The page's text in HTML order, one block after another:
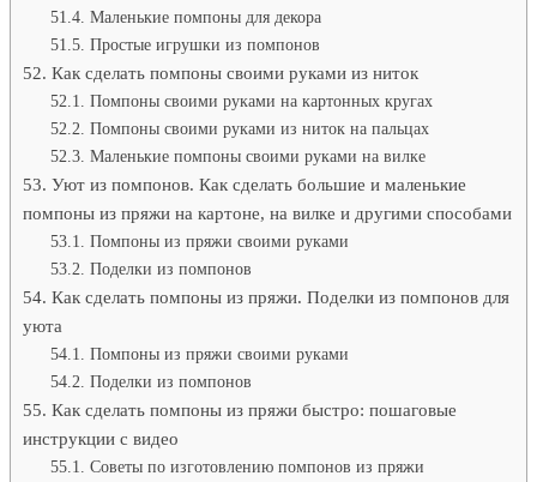
Маленькие помпоны для декора
Простые игрушки из помпонов
Как сделать помпоны своими руками из ниток
Помпоны своими руками на картонных кругах
Помпоны своими руками из ниток на пальцах
Маленькие помпоны своими руками на вилке
Уют из помпонов. Как сделать большие и маленькие
помпоны из пряжи на картоне, на вилке и другими способами
Помпоны из пряжи своими руками
Поделки из помпонов
Как сделать помпоны из пряжи. Поделки из помпонов для
уюта
Помпоны из пряжи своими руками
Поделки из помпонов
Как сделать помпоны из пряжи быстро: пошаговые
инструкции с видео
Советы по изготовлению помпонов из пряжи